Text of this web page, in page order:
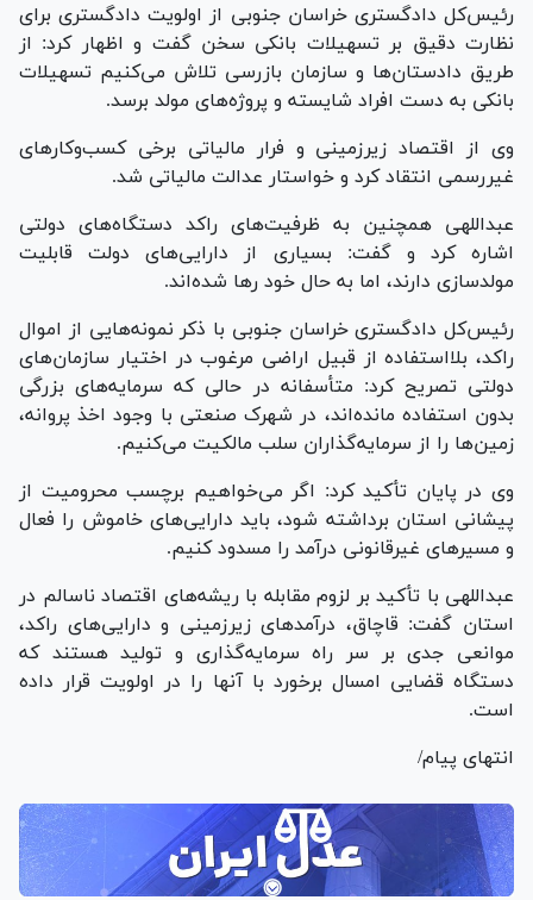
رئیس‌کل دادگستری خراسان جنوبی از اولویت دادگستری برای
نظارت دقیق بر تسهیلات بانکی سخن گفت و اظهار کرد: از
طریق دادستان‌ها و سازمان بازرسی تلاش می‌کنیم تسهیلات
بانکی به دست افراد شایسته و پروژه‌های مولد برسد.
وی از اقتصاد زیرزمینی و فرار مالیاتی برخی کسب‌وکار‌های
غیررسمی انتقاد کرد و خواستار عدالت مالیاتی شد.
عبداللهی همچنین به ظرفیت‌های راکد دستگاه‌های دولتی
اشاره کرد و گفت: بسیاری از دارایی‌های دولت قابلیت
مولدسازی دارند، اما به حال خود رها شده‌اند.
رئیس‌کل دادگستری خراسان جنوبی با ذکر نمونه‌هایی از اموال
راکد، بلااستفاده از قبیل اراضی مرغوب در اختیار سازمان‌های
دولتی تصریح کرد: متأسفانه در حالی که سرمایه‌های بزرگی
بدون استفاده مانده‌اند، در شهرک صنعتی با وجود اخذ پروانه،
زمین‌ها را از سرمایه‌گذاران سلب مالکیت می‌کنیم.
وی در پایان تأکید کرد: اگر می‌خواهیم برچسب محرومیت از
پیشانی استان برداشته شود، باید دارایی‌های خاموش را فعال
و مسیر‌های غیرقانونی درآمد را مسدود کنیم.
عبداللهی با تأکید بر لزوم مقابله با ریشه‌های اقتصاد ناسالم در
استان گفت: قاچاق، درآمد‌های زیرزمینی و دارایی‌های راکد،
موانعی جدی بر سر راه سرمایه‌گذاری و تولید هستند که
دستگاه قضایی امسال برخورد با آنها را در اولویت قرار داده
است.
انتهای پیام/